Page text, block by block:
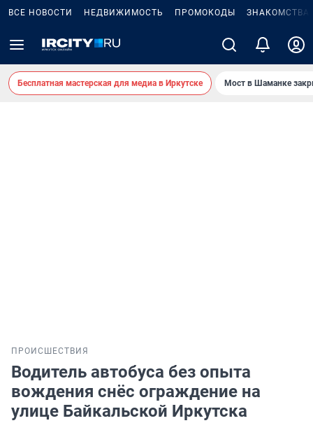
ВСЕ НОВОСТИ НЕДВИЖИМОСТЬ ПРОМОКОДЫ ЗНАКОМСТВА
Бесплатная мастерская для медиа в Иркутске Мост в Шаманке
ПРОИСШЕСТВИЯ
Водитель автобуса без опыта
вождения снёс ограждение на
улице Байкальской Иркутска